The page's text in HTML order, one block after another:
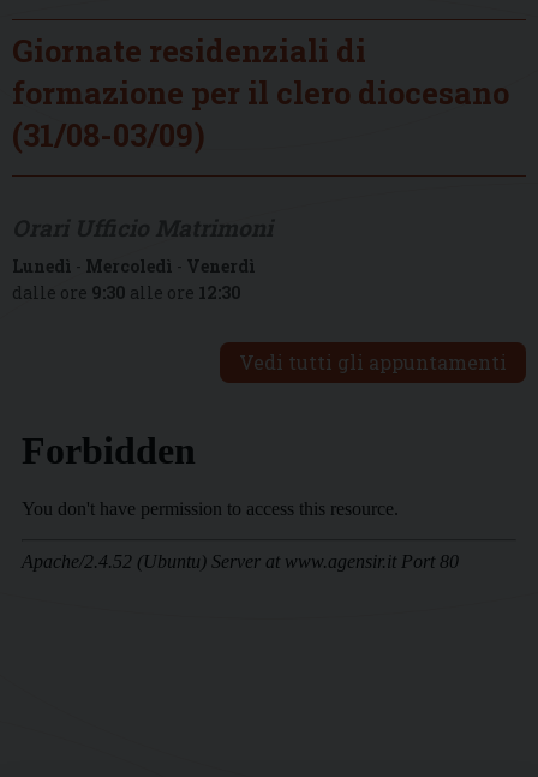
Giornate residenziali di
formazione per il clero diocesano
(31/08-03/09)
Lunedì - Mercoledì - Venerdì
dalle ore 9:30 alle ore 12:30
Vedi tutti gli appuntamenti